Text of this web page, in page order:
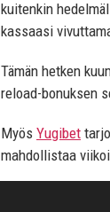
kuitenkin
kassaasi
Tämän hetken
reload-bonuksen
Myös Yugibet
mahdollistaa